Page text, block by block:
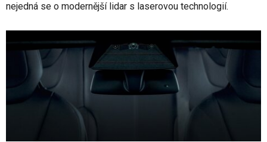
nejedná se o modernější lidar s laserovou technologií.